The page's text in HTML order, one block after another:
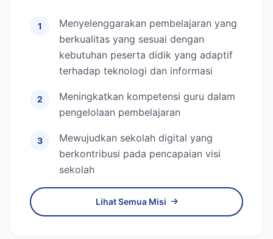
1
Menyelenggarakan pembelajaran yang
berkualitas yang sesuai dengan
kebutuhan peserta didik yang adaptif
terhadap teknologi dan informasi
2
Meningkatkan kompetensi guru dalam
pengelolaan pembelajaran
3
Mewujudkan sekolah digital yang
berkontribusi pada pencapaian visi
sekolah
Lihat Semua Misi